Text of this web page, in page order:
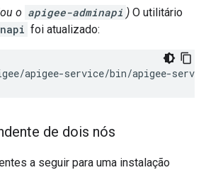
o apigee-adminapi ) O utilitário
foi atualizado:
apigee-service/bin/apigee-
de dois nós
a seguir para uma instalação